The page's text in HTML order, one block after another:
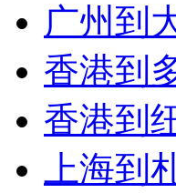
广州到
香港到
香港到
上海到